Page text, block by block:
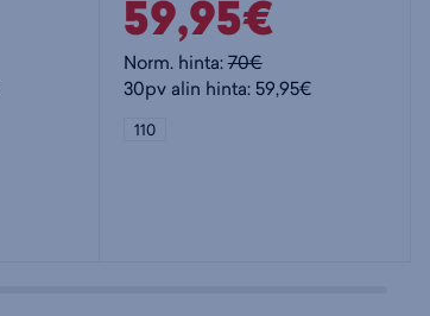
59,95€
Norm. hinta:70€
30pv alin hinta: 59,95€
110